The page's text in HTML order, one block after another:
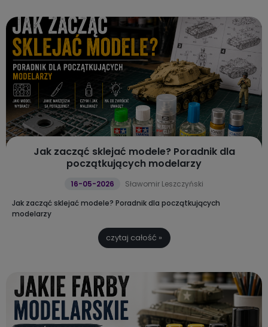
Jak zacząć sklejać modele? Poradnik dla
początkujących modelarzy
16-05-2026
Sławomir Leszczyński
Jak zacząć sklejać modele? Poradnik dla początkujących
modelarzy
czytaj całość »